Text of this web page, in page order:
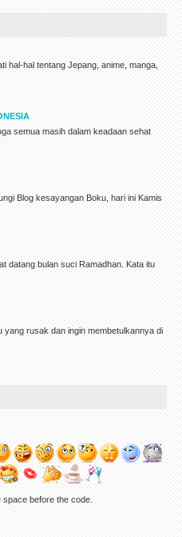
hal-hal tentang Jepang, anime, manga,
semua masih dalam keadaan sehat
Blog kesayangan Boku, hari ini Kamis
datang bulan suci Ramadhan. Kata itu
yang rusak dan ingin membetulkannya di
space before the code.